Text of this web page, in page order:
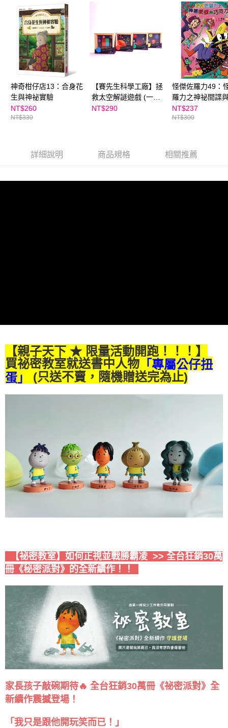
神奇柑仔店13：合身花
生與神祕實驗
NT$260
NT$330
【賽先生科學工廠】拯
救太空解謎遊戲 (一入/
隨機出貨)
NT$290
怪傑佐羅力49：
羅力之神祕間諜
力
NT$237
NT$300
詳細說明 商品規格 相關推薦
【親子天下 ★ 限量活動開跑！！！】
買祕密教室就送書中人物 「專屬公仔扭
蛋」
(只送不賣，隨機贈送完為止)
【祕密教室】如何正視並戰勝霸凌 >> 全台狂銷30萬
冊 《秘密派對》的全新續作！！
家長孩子敲碗期待🔥 全台狂銷30萬冊《祕密派對》全
新續作震撼登場！
「我只是跟他開玩笑而已！」